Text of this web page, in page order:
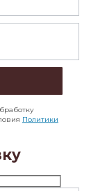
Политики